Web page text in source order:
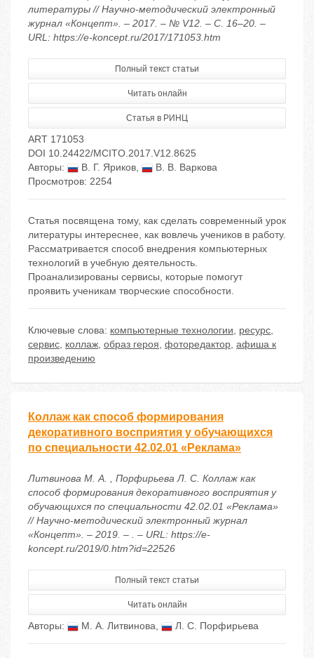
литературы // Научно-методический электронный
журнал «Концепт». – 2017. – № V12. – С. 16–20. –
URL: https://e-koncept.ru/2017/171053.htm
Полный текст статьи
Читать онлайн
Статья в РИНЦ
ART 171053
DOI 10.24422/MCITO.2017.V12.8625
Авторы:
В. Г. Яриков,
В. В. Варкова
Просмотров: 2254
Статья посвящена тому, как сделать современный урок
литературы интереснее, как вовлечь учеников в работу.
Рассматривается способ внедрения компьютерных
технологий в учебную деятельность.
Проанализированы сервисы, которые помогут
проявить ученикам творческие способности.
Ключевые слова: компьютерные технологии, ресурс,
сервис, коллаж, образ героя, фоторедактор, афиша к
произведению
Коллаж как способ формирования
декоративного восприятия у обучающихся
по специальности 42.02.01 «Реклама»
Литвинова М. А. , Порфирьева Л. С. Коллаж как
способ формирования декоративного восприятия у
обучающихся по специальности 42.02.01 «Реклама»
// Научно-методический электронный журнал
«Концепт». – 2019. – . – URL: https://e-
koncept.ru/2019/0.htm?id=22526
Полный текст статьи
Читать онлайн
Авторы: М. А. Литвинова, Л. С. Порфирьева